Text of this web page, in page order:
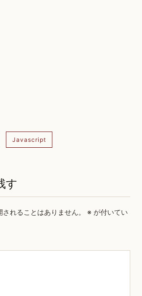
Javascript
す
れることはありません。 ※ が付いてい